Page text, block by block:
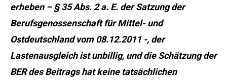
erheben – § 35 Abs. 2 a. E. der Satzung der
Berufsgenossenschaft für Mittel- und
Ostdeutschland vom 08.12.2011 -, der
Lastenausgleich ist unbillig, und die Schätzung der
BER des Beitrags hat keine tatsächlichen